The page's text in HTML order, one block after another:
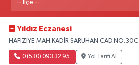
Yıldız Eczanesi
HAFIZİYE MAH.KADİR SARUHAN CAD.NO:30C
0 (530) 093 32 95 Yol Tarifi Al